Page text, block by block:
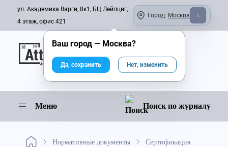
ул. Академика Варги, 8к1, БЦ Лейпциг,
4 этаж, офис 421
Город: Москва
Онлайн-журнал
Меню Поиск по журналу
Нормативные документы
Сертификация
Ваш город — Москва?
Да, сохранить Нет, изменить